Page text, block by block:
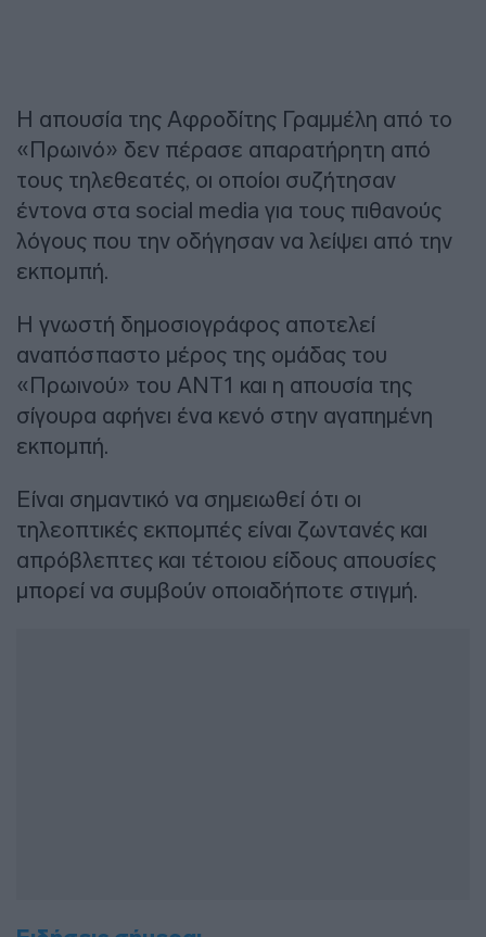
Η απουσία της Αφροδίτης Γραμμέλη από το
«Πρωινό» δεν πέρασε απαρατήρητη από
τους τηλεθεατές, οι οποίοι συζήτησαν
έντονα στα social media για τους πιθανούς
λόγους που την οδήγησαν να λείψει από την
εκπομπή.
Η γνωστή δημοσιογράφος αποτελεί
αναπόσπαστο μέρος της ομάδας του
«Πρωινού» του ΑΝΤ1 και η απουσία της
σίγουρα αφήνει ένα κενό στην αγαπημένη
εκπομπή.
Είναι σημαντικό να σημειωθεί ότι οι
τηλεοπτικές εκπομπές είναι ζωντανές και
απρόβλεπτες και τέτοιου είδους απουσίες
μπορεί να συμβούν οποιαδήποτε στιγμή.